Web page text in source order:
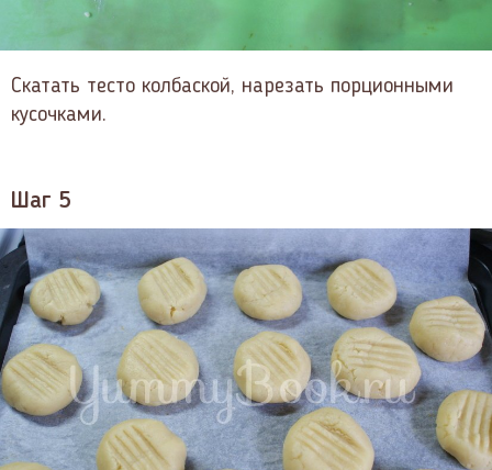
Скатать тесто колбаской, нарезать порционными
кусочками.
Шаг 5